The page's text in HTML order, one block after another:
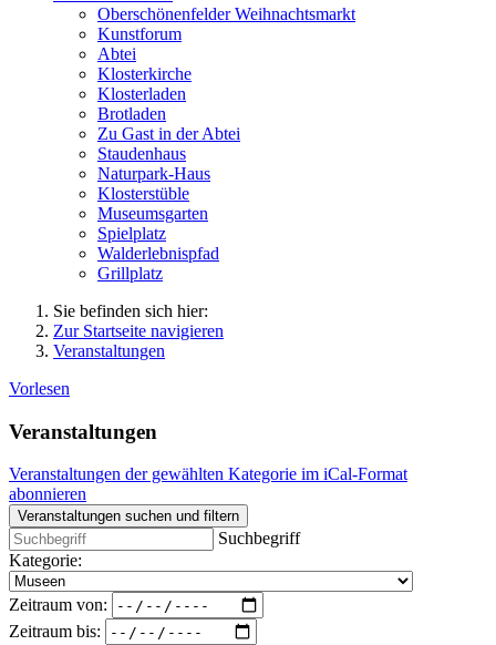
Oberschönenfelder Weihnachtsmarkt
Kunstforum
Abtei
Klosterkirche
Klosterladen
Brotladen
Zu Gast in der Abtei
Staudenhaus
Naturpark-Haus
Klosterstüble
Museumsgarten
Spielplatz
Walderlebnispfad
Grillplatz
Sie befinden sich hier:
Zur Startseite navigieren
Veranstaltungen
Vorlesen
Veranstaltungen
Veranstaltungen der gewählten Kategorie im iCal-Format
abonnieren
Veranstaltungen suchen und filtern
Suchbegriff
Kategorie:
Zeitraum von:
Zeitraum bis: